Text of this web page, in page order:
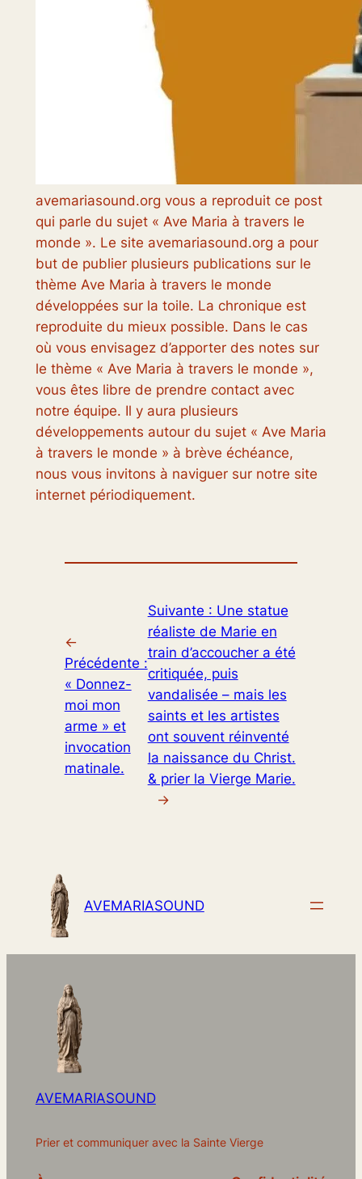
avemariasound.org vous a reproduit ce post
qui parle du sujet « Ave Maria à travers le
monde ». Le site avemariasound.org a pour
but de publier plusieurs publications sur le
thème Ave Maria à travers le monde
développées sur la toile. La chronique est
reproduite du mieux possible. Dans le cas
où vous envisagez d’apporter des notes sur
le thème « Ave Maria à travers le monde »,
vous êtes libre de prendre contact avec
notre équipe. Il y aura plusieurs
développements autour du sujet « Ave Maria
à travers le monde » à brève échéance,
nous vous invitons à naviguer sur notre site
internet périodiquement.
←
Précédente :
« Donnez-
moi mon
arme » et
invocation
matinale.
Suivante : Une statue
réaliste de Marie en
train d’accoucher a été
critiquée, puis
vandalisée – mais les
saints et les artistes
ont souvent réinventé
la naissance du Christ.
& prier la Vierge Marie.
→
AVEMARIASOUND
AVEMARIASOUND
Prier et communiquer avec la Sainte Vierge